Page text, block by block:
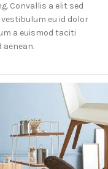
Convallis a elit sed
eu id dolor
a euismod taciti
aenean.